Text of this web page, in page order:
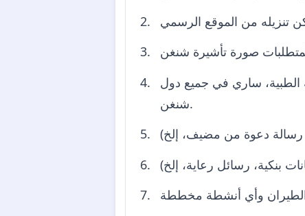
30,000 يورو للحالات الطارئة الطبية، ساري في جميع دول
شنغن.